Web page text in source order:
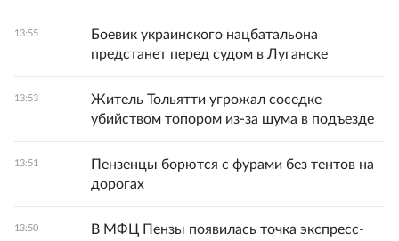
13:55
Боевик украинского нацбатальона
предстанет перед судом в Луганске
13:53
Житель Тольятти угрожал соседке
убийством топором из-за шума в подъезде
13:51
Пензенцы борются с фурами без тентов на
дорогах
13:50
В МФЦ Пензы появилась точка экспресс-